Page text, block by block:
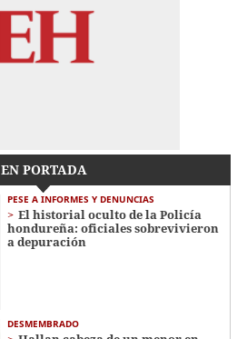
EN PORTADA
PESE A INFORMES Y DENUNCIAS
El historial oculto de la Policía
hondureña: oficiales sobrevivieron
a depuración
DESMEMBRADO